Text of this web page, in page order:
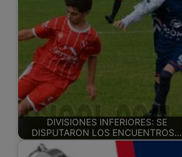
DIVISIONES INFERIORES: SE
DISPUTARON LOS ENCUENTROS…